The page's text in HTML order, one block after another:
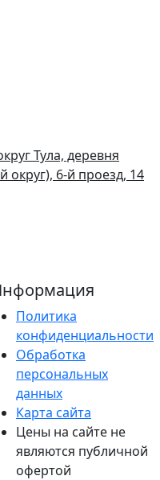
Тула, деревня
округ), 6-й проезд, 14
Политика
конфиденциальности
Обработка
персональных
данных
Карта сайта
Цены на сайте не
являются публичной
офертой